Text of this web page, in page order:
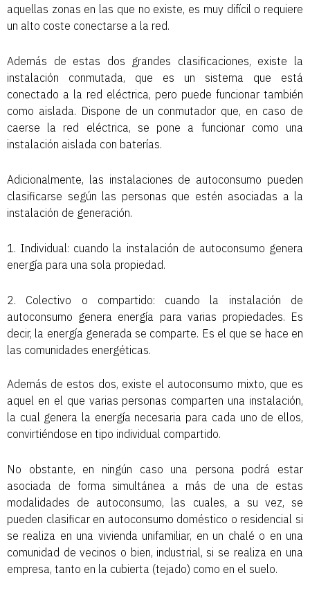
aquellas zonas en las que no existe, es muy difícil o requiere
un alto coste conectarse a la red.
Además de estas dos grandes clasificaciones, existe la
instalación conmutada, que es un sistema que está
conectado a la red eléctrica, pero puede funcionar también
como aislada. Dispone de un conmutador que, en caso de
caerse la red eléctrica, se pone a funcionar como una
instalación aislada con baterías.
Adicionalmente, las instalaciones de autoconsumo pueden
clasificarse según las personas que estén asociadas a la
instalación de generación.
1. Individual: cuando la instalación de autoconsumo genera
energía para una sola propiedad.
2. Colectivo o compartido: cuando la instalación de
autoconsumo genera energía para varias propiedades. Es
decir, la energía generada se comparte. Es el que se hace en
las comunidades energéticas.
Además de estos dos, existe el autoconsumo mixto, que es
aquel en el que varias personas comparten una instalación,
la cual genera la energía necesaria para cada uno de ellos,
convirtiéndose en tipo individual compartido.
No obstante, en ningún caso una persona podrá estar
asociada de forma simultánea a más de una de estas
modalidades de autoconsumo, las cuales, a su vez, se
pueden clasificar en autoconsumo doméstico o residencial si
se realiza en una vivienda unifamiliar, en un chalé o en una
comunidad de vecinos o bien, industrial, si se realiza en una
empresa, tanto en la cubierta (tejado) como en el suelo.